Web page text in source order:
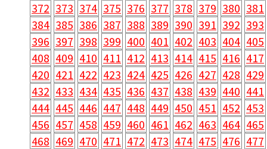
372 373 374 375 376 377 378 379 380 381
384 385 386 387 388 389 390 391 392 393
396 397 398 399 400 401 402 403 404 405
408 409 410 411 412 413 414 415 416 417
420 421 422 423 424 425 426 427 428 429
432 433 434 435 436 437 438 439 440 441
444 445 446 447 448 449 450 451 452 453
456 457 458 459 460 461 462 463 464 465
468 469 470 471 472 473 474 475 476 477